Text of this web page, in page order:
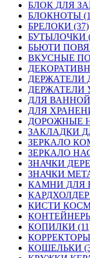
БЛОК ДЛЯ
БЛОКНОТЫ
БРЕЛОКИ (37)
БУТЫЛОЧКИ
БЬЮТИ
ВКУСНЫЕ
ДЕРЖАТЕЛИ
ДЕРЖАТЕЛИ
ДЛЯ
ДЛЯ
ДОРОЖНЫЕ
ЗАКЛАДКИ
ЗЕРКАЛО
ЗЕРКАЛО
ЗНАЧКИ
ЗНАЧКИ
КАМНИ ДЛЯ
КИСТИ
КОПИЛКИ
КОРРЕКТОРЫ
КОШЕЛЬКИ